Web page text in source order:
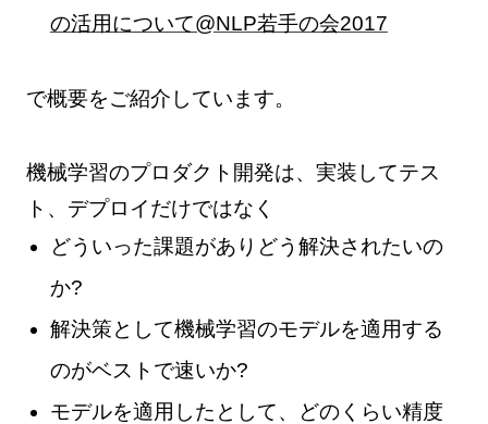
の活用について@NLP若手の会2017
で概要をご紹介しています。
機械学習のプロダクト開発は、実装してテス
ト、デプロイだけではなく
どういった課題がありどう解決されたいの
か?
解決策として機械学習のモデルを適用する
のがベストで速いか?
モデルを適用したとして、どのくらい精度